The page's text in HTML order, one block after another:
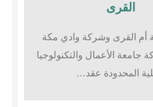
القرى​
أم القرى وشركة وادي مكة
جامعة الأعمال والتكنولوجيا
المحدودة عقد…